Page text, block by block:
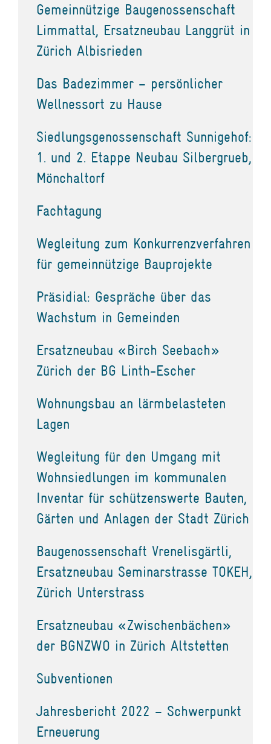
Gemeinnützige Baugenossenschaft
Limmattal, Ersatzneubau Langgrüt in
Zürich Albisrieden
Das Badezimmer – persönlicher
Wellnessort zu Hause
Siedlungsgenossenschaft Sunnigehof:
1. und 2. Etappe Neubau Silbergrueb,
Mönchaltorf
Fachtagung
Wegleitung zum Konkurrenzverfahren
für gemeinnützige Bauprojekte
Präsidial: Gespräche über das
Wachstum in Gemeinden
Ersatzneubau «Birch Seebach»
Zürich der BG Linth-Escher
Wohnungsbau an lärmbelasteten
Lagen
Wegleitung für den Umgang mit
Wohnsiedlungen im kommunalen
Inventar für schützenswerte Bauten,
Gärten und Anlagen der Stadt Zürich
Baugenossenschaft Vrenelisgärtli,
Ersatzneubau Seminarstrasse TOKEH,
Zürich Unterstrass
Ersatzneubau «Zwischenbächen»
der BGNZWO in Zürich Altstetten
Subventionen
Jahresbericht 2022 – Schwerpunkt
Erneuerung